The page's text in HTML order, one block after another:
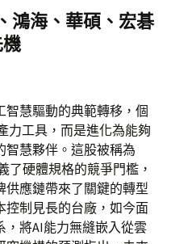
鍵
字:
鴻海、華碩、宏碁
慧驅動的典範轉移，個
力工具，而是進化為能夠
智慧夥伴。這股被稱為
了硬體規格的競爭門檻，
供應鏈帶來了關鍵的轉型
控制見長的台廠，如今面
，將AI能力無縫嵌入從雲